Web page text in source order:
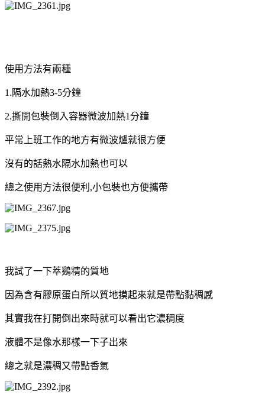
使用方法有兩種
1.隔水加熱3-5分鐘
2.撕開包裝倒入容器微波加熱1分鐘
平常上班工作的地方有微波爐就很方便
沒有的話熱水隔水加熱也可以
總之使用方法很便利,小包裝也方便攜帶
我試了一下萃鷄精的質地
因為含有膠原蛋白所以質地摸起來就是帶點黏稠感
其實我在打開倒出來時就可以看出它濃稠度
液體不是像水那樣一下子出來
總之就是濃稠又帶點香氣